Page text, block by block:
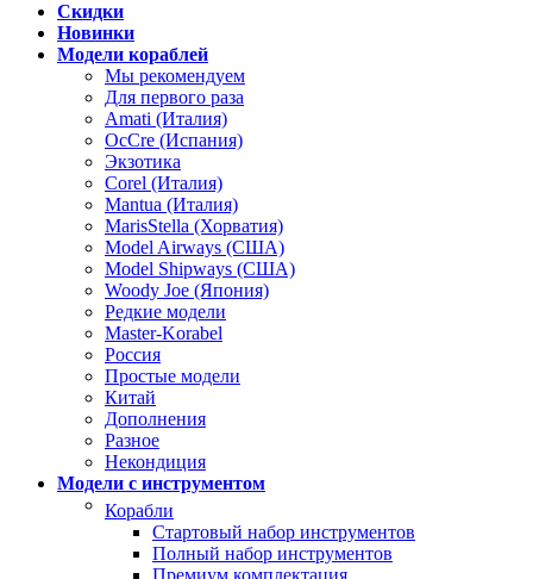
Скидки
Новинки
Модели кораблей
Мы рекомендуем
Для первого раза
Amati (Италия)
OcCre (Испания)
Экзотика
Corel (Италия)
Mantua (Италия)
MarisStella (Хорватия)
Model Airways (США)
Model Shipways (США)
Woody Joe (Япония)
Редкие модели
Master-Korabel
Россия
Простые модели
Китай
Дополнения
Разное
Некондиция
Модели с инструментом
Корабли
Стартовый набор инструментов
Полный набор инструментов
Премиум комплектация